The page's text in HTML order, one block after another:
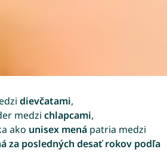
dievčatami,
medzi chlapcami,
ako unisex menápatria medzi
za posledných desať rokov podľa